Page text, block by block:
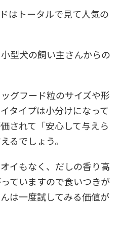
はトータルで見て人気の
型犬の飼い主さんからの
グフード粒のサイズや形
タイプは小分けになって
されて「安心して与えら
るでしょう。
イもなく、だしの香り高
ていますので食いつきが
は一度試してみる価値が